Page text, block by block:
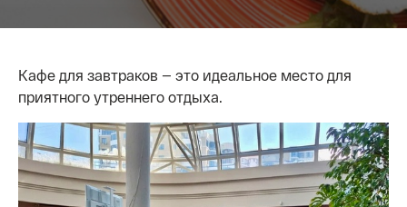
Кафе для завтраков — это идеальное место для
приятного утреннего отдыха.